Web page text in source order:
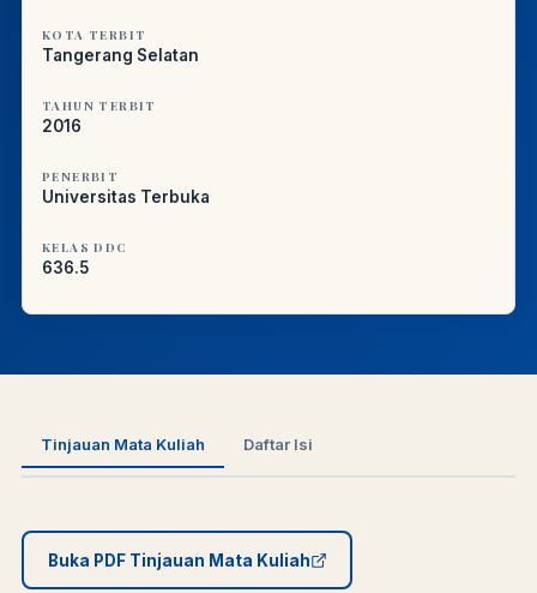
KOTA TERBIT
Tangerang Selatan
TAHUN TERBIT
2016
PENERBIT
Universitas Terbuka
KELAS DDC
636.5
Tinjauan Mata Kuliah Daftar Isi
Buka PDF Tinjauan Mata Kuliah